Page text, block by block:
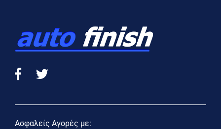
Ασφαλείς Αγορές με: